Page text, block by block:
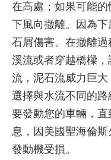
在高處；如果可能
下風向撤離。因為
石屑傷害。在撤離
溪流或者穿越橋樑
流，泥石流威力巨
選擇與水流不同的
要發動您的車輛，
息，因美國聖海倫
發動機受損。